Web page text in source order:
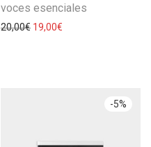
voces esenciales
20,00€ 19,00€
-5%